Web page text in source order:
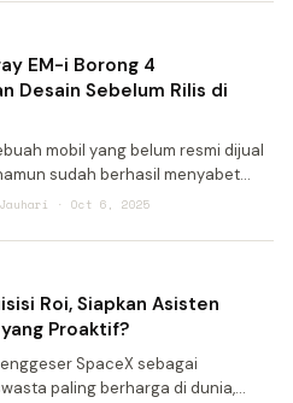
dun
EM-i Borong 4
Desain Sebelum Rilis di
mobil yang belum resmi dijual
sudah berhasil menyabet
desain bergengsi tingkat
dari j
· Oct 6, 2025
Roi, Siapkan Asisten
Proaktif?
SpaceX sebagai
paling berharga di dunia,